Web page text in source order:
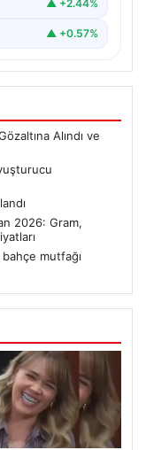
▲ +2.44%
▲ +0.57%
Alındı ve
2026: Gram,
mutfağı